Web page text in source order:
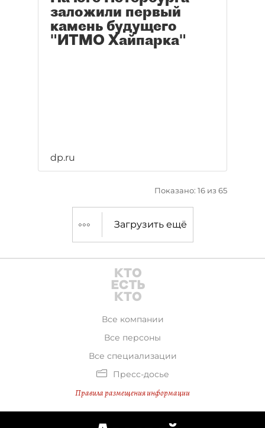
заложили первый
камень будущего
"ИТМО Хайпарка"
dp.ru
Показано: 16 из 65
Загрузить ещё
Все компании
Все персоны
Все специализации
Пресс-досье
Правила размещения информации